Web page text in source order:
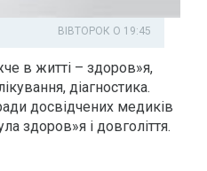
ВІВТОРОК О 19:45
в житті – здоров»я,
діагностика.
досвідчених медиків
здоров»я і довголіття.